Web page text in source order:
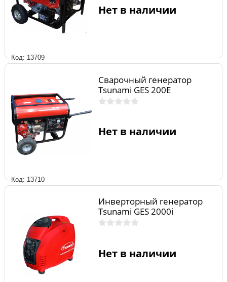
Код: 13709
Нет в наличии
Код: 13710
Сварочный генератор
Tsunami GES 200E
Нет в наличии
Инверторный генератор
Tsunami GES 2000i
Нет в наличии